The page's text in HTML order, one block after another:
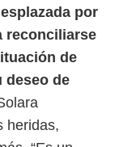
por
reconciliarse
de
deseo de
heridas,